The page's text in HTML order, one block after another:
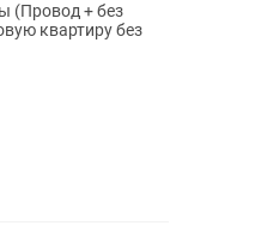
(Провод + без